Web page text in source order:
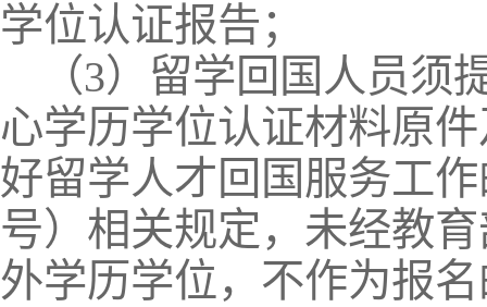
学位认证报告；
（3）留学回国人员
心学历学位认证材料原
好留学人才回国服务工
号）相关规定，未经教
外学历学位，不作为报